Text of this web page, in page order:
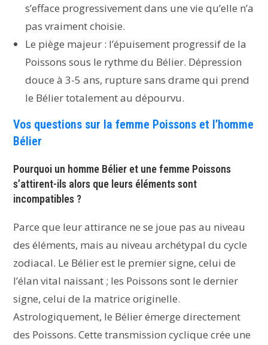
s’efface progressivement dans une vie qu’elle n’a
pas vraiment choisie.
Le piège majeur : l’épuisement progressif de la
Poissons sous le rythme du Bélier. Dépression
douce à 3-5 ans, rupture sans drame qui prend
le Bélier totalement au dépourvu.
Vos questions sur la femme Poissons et l’homme
Bélier
Pourquoi un homme Bélier et une femme Poissons
s’attirent-ils alors que leurs éléments sont
incompatibles ?
Parce que leur attirance ne se joue pas au niveau
des éléments, mais au niveau archétypal du cycle
zodiacal. Le Bélier est le premier signe, celui de
l’élan vital naissant ; les Poissons sont le dernier
signe, celui de la matrice originelle.
Astrologiquement, le Bélier émerge directement
des Poissons. Cette transmission cyclique crée une